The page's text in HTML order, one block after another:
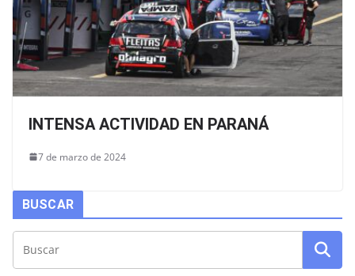
INTENSA ACTIVIDAD EN PARANÁ
7 de marzo de 2024
BUSCAR